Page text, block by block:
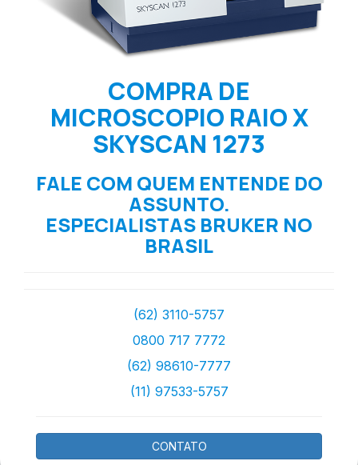
COMPRA DE
MICROSCOPIO RAIO X
SKYSCAN 1273
FALE COM QUEM ENTENDE DO
ASSUNTO.
ESPECIALISTAS BRUKER NO
BRASIL
(62) 3110-5757
0800 717 7772
(62) 98610-7777
(11) 97533-5757
CONTATO